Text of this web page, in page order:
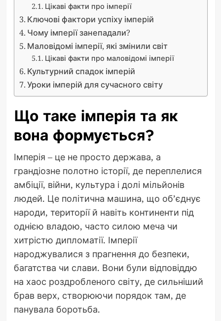
Цікаві факти про імперії
Ключові фактори успіху імперій
Чому імперії занепадали?
Маловідомі імперії, які змінили світ
Цікаві факти про маловідомі імперії
Культурний спадок імперій
Уроки імперій для сучасного світу
Що таке імперія та як
вона формується?
Імперія – це не просто держава, а
грандіозне полотно історії, де переплелися
амбіції, війни, культура і долі мільйонів
людей. Це політична машина, що об’єднує
народи, території й навіть континенти під
однією владою, часто силою меча чи
хитрістю дипломатії. Імперії
народжувалися з прагнення до безпеки,
багатства чи слави. Вони були відповіддю
на хаос роздробленого світу, де сильніший
брав верх, створюючи порядок там, де
панувала боротьба.